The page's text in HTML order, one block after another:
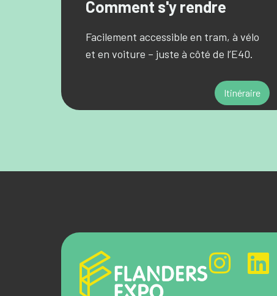
Comment s'y rendre
Facilement accessible en tram, à vélo
et en voiture – juste à côté de l’E40.
Itinéraire